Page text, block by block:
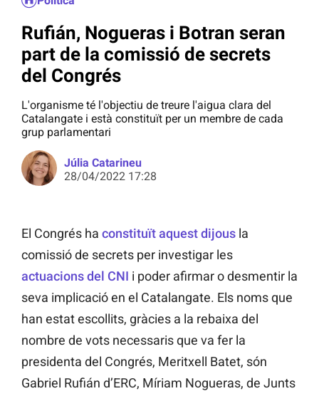
Rufián, Nogueras i Botran seran
part de la comissió de secrets
del Congrés
L'organisme té l'objectiu de treure l'aigua clara del
Catalangate i està constituït per un membre de cada
grup parlamentari
Júlia Catarineu
28/04/2022 17:28
El Congrés ha constituït aquest dijous la
comissió de secrets per investigar les
actuacions del CNI i poder afirmar o desmentir la
seva implicació en el Catalangate. Els noms que
han estat escollits, gràcies a la rebaixa del
nombre de vots necessaris que va fer la
presidenta del Congrés, Meritxell Batet, són
Gabriel Rufián d’ERC, Míriam Nogueras, de Junts